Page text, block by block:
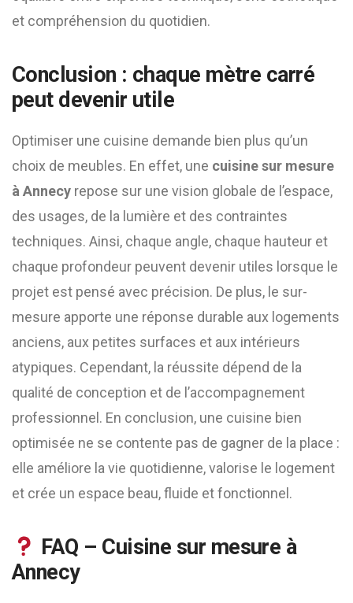
et compréhension du quotidien.
Conclusion : chaque mètre carré
peut devenir utile
Optimiser une cuisine demande bien plus qu’un
choix de meubles. En effet, une cuisine sur mesure
à Annecy repose sur une vision globale de l’espace,
des usages, de la lumière et des contraintes
techniques. Ainsi, chaque angle, chaque hauteur et
chaque profondeur peuvent devenir utiles lorsque le
projet est pensé avec précision. De plus, le sur-
mesure apporte une réponse durable aux logements
anciens, aux petites surfaces et aux intérieurs
atypiques. Cependant, la réussite dépend de la
qualité de conception et de l’accompagnement
professionnel. En conclusion, une cuisine bien
optimisée ne se contente pas de gagner de la place :
elle améliore la vie quotidienne, valorise le logement
et crée un espace beau, fluide et fonctionnel.
FAQ – Cuisine sur mesure à
Annecy